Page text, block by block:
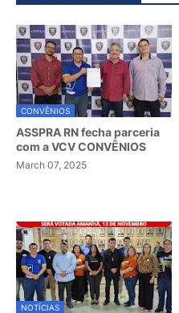
CONVÊNIOS
ASSPRA RN fecha parceria
com a VCV CONVÊNIOS
March 07, 2025
NOTÍCIAS